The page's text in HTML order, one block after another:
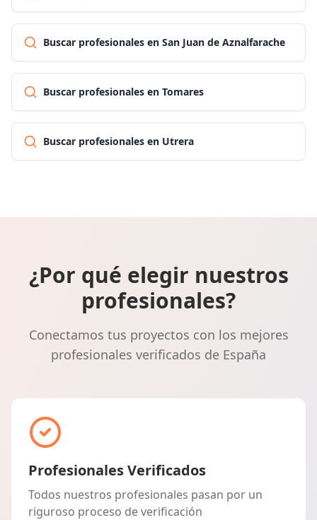
Buscar profesionales en San Juan de Aznalfarache
Buscar profesionales en Tomares
Buscar profesionales en Utrera
¿Por qué elegir nuestros
profesionales?
Conectamos tus proyectos con los mejores
profesionales verificados de España
Profesionales Verificados
Todos nuestros profesionales pasan por un
riguroso proceso de verificación